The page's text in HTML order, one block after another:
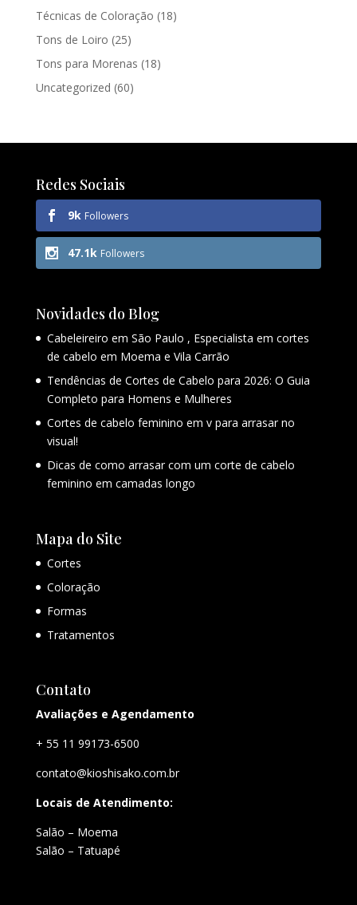
Técnicas de Coloração (18)
Tons de Loiro (25)
Tons para Morenas (18)
Uncategorized (60)
Redes Sociais
9k Followers
47.1k Followers
Novidades do Blog
Cabeleireiro em São Paulo , Especialista em cortes
de cabelo em Moema e Vila Carrão
Tendências de Cortes de Cabelo para 2026: O Guia
Completo para Homens e Mulheres
Cortes de cabelo feminino em v para arrasar no
visual!
Dicas de como arrasar com um corte de cabelo
feminino em camadas longo
Mapa do Site
Cortes
Coloração
Formas
Tratamentos
Contato
Avaliações e Agendamento
+ 55 11 99173-6500
contato@kioshisako.com.br
Locais de Atendimento:
Salão – Moema
Salão – Tatuapé